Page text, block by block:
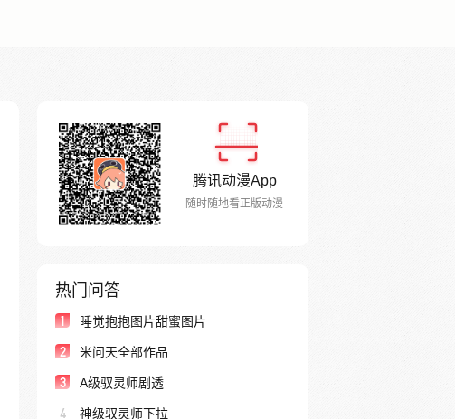
腾讯动漫App
随时随地看正版动漫
热门问答
1 睡觉抱抱图片甜蜜图片
2 米问天全部作品
3 A级驭灵师剧透
4 神级驭灵师下拉